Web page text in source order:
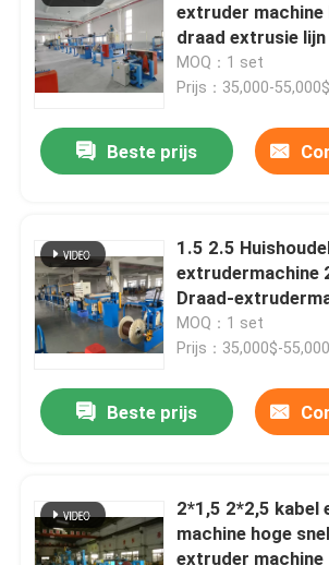
Producten
extruder machine
draad extrusie lijn
MOQ：1 set
Prijs：35,000-55,000$
Beste prijs
1.5 2.5
extrudermachine
Draad-
MOQ：1 set
Prijs：35,000$-
Beste prijs
2*1,5 2*2,5 kabel
machine hoge
extruder machine